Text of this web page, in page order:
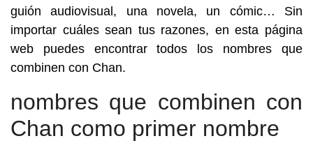
guión audiovisual, una novela, un cómic… Sin
importar cuáles sean tus razones, en esta página
web puedes encontrar todos los nombres que
combinen con Chan.
nombres que combinen con
Chan como primer nombre